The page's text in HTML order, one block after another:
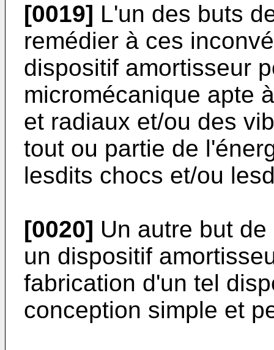
[0019] L'un des buts
remédier à ces
dispositif amortisseur
micromécanique apte
et radiaux et/ou des
tout ou partie de
lesdits chocs et/ou
[0020] Un autre but
un dispositif
fabrication d'un tel
conception simple et